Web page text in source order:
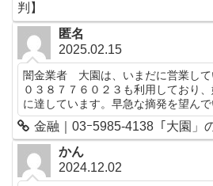
判】
匿名
2025.02.15
闇金業者 大園は、いまだに営業して
０３８７７６０２３も利用しており
に達しています。早急な摘発を望んで
金融｜03ｰ5985-4138「大園」
かん
2024.12.02